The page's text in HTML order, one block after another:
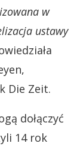
w
ustawy
Die Zeit.
dołączyć
14 rok